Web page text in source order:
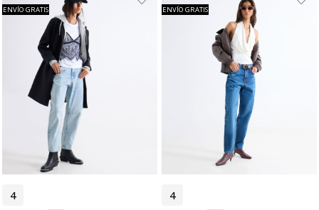
4 6
ENVÍO GRATIS
4
ENVÍO GRATIS